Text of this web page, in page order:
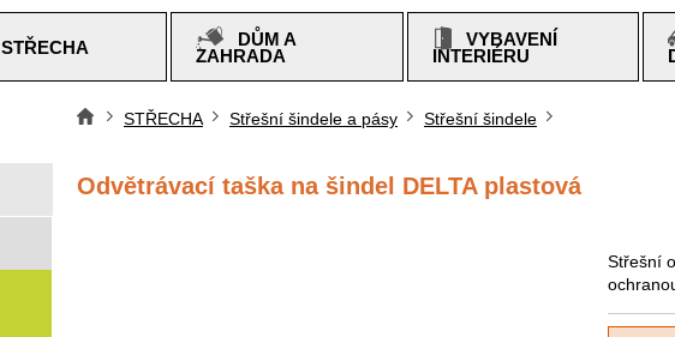
STŘECHA
DŮM A
ZAHRADA
VYBAVENÍ
INTERIÉRU
STŘECHA Střešní šindele a pásy Střešní šindele
Odvětrávací taška na šindel DELTA plastová
Střešní